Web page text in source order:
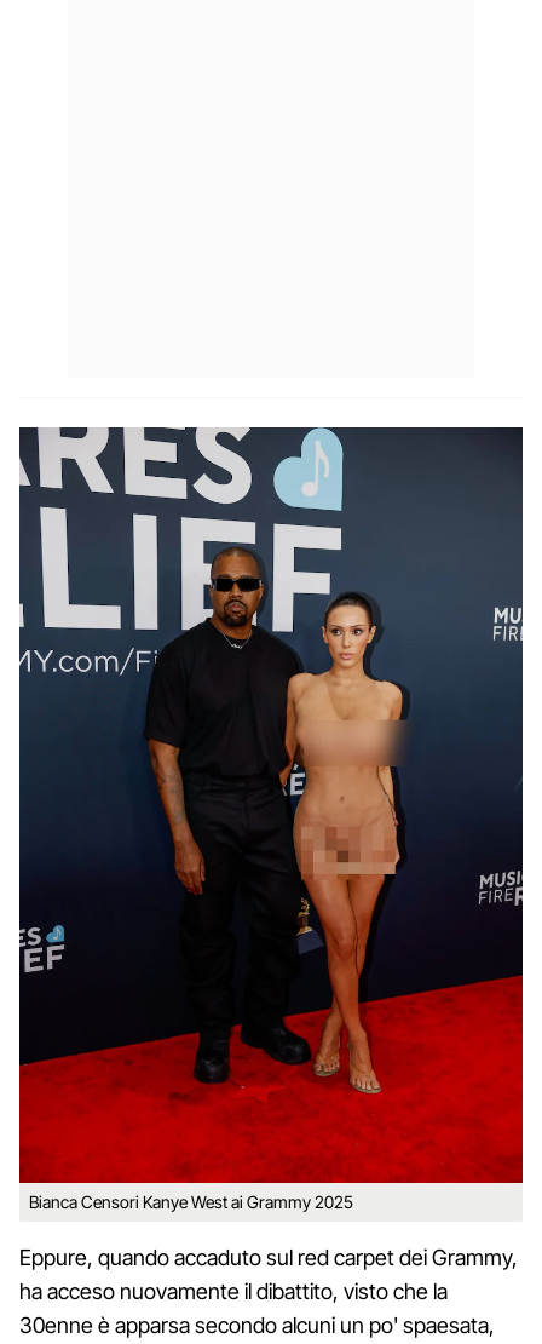
Bianca Censori Kanye West ai Grammy 2025
Eppure, quando accaduto sul red carpet dei Grammy,
ha acceso nuovamente il dibattito, visto che la
30enne è apparsa secondo alcuni un po' spaesata,